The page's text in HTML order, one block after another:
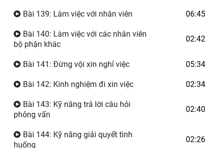
Bài 139: Làm việc với nhân viên 06:45
Bài 140: Làm việc với các nhân viên
bộ phận khác
02:42
Bài 141: Đừng vội xin nghỉ việc 05:34
Bài 142: Kinh nghiệm đi xin việc 02:34
Bài 143: Kỹ năng trả lời câu hỏi
phỏng vấn
02:40
Bài 144: Kỹ năng giải quyết tình
huống
02:26